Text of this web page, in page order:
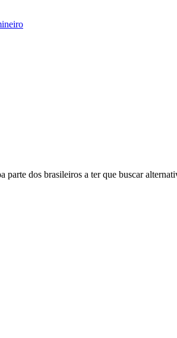
dos brasileiros a ter que buscar